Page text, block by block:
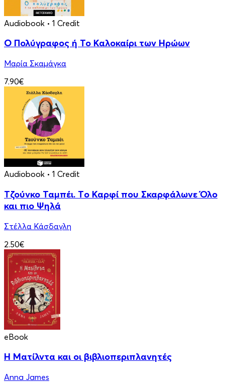
Audiobook • 1 Credit
Ο Πολύγραφος ή Το Καλοκαίρι των Ηρώων
Μαρία Σκαμάγκα
7.90€
Audiobook • 1 Credit
Τζούνκο Ταμπέι. Tο Καρφί που Σκαρφάλωνε Όλο
και πιο Ψηλά
Στέλλα Κάσδαγλη
2.50€
eBook
Η Ματίλντα και οι βιβλιοπεριπλανητές
Anna James